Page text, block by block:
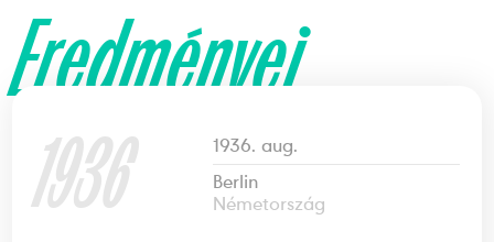
Eredményei
1936
1936. aug.
Berlin
Németország